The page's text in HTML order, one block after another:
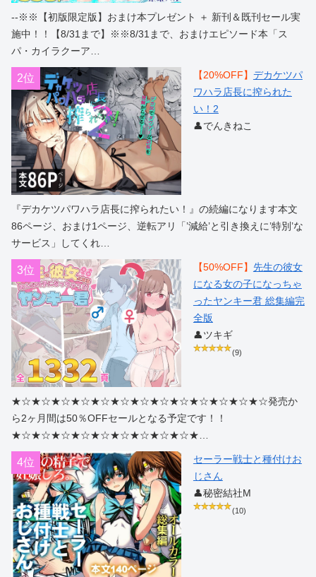
--※※【初版限定版】おまけ本プレゼント ＋ 新刊＆既刊セール実
施中！！【8/31まで】※※8/31まで、おまけエピソード本「ス
パ・カイラクーア…
2位 【20%OFF】 デカケツパ
ワハラ店長に搾られた
い！2
👤でんきねこ
『デカケツパワハラ店長に搾られたい！』の続編になります本文
86ページ、おまけ1ページ、逆転アリ「’減給’と引き換えに’特別’な
サービス」してくれ…
3位 【50%OFF】 先生の彼女
になる女の子になっちゃ
ったヤンキー君 総集編完
全版
👤ツキギ
(9)
★☆★☆★☆★☆★☆★☆★☆★☆★☆★☆★☆★☆★☆発売か
ら2ヶ月間は50％OFFセールとなる予定です！！
★☆★☆★☆★☆★☆★☆★☆★☆★☆★…
4位
セーラー戦士と種付けお
じさん
👤秘密結社M
(10)